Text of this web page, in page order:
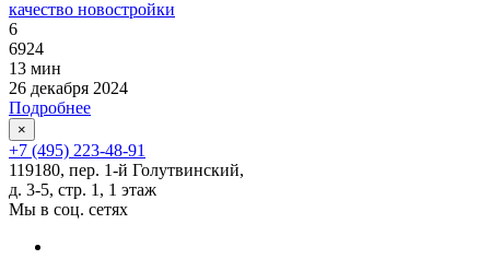
качество новостройки
6
6924
13 мин
26 декабря 2024
Подробнее
×
+7 (495) 223-48-91
119180, пер. 1-й Голутвинский,
д. 3-5, стр. 1, 1 этаж
Мы в соц. сетях